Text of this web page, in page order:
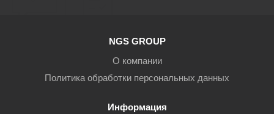
NGS GROUP
О компании
Политика обработки персональных данных
Информация